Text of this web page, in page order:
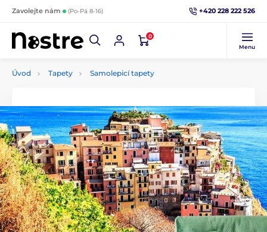
Zavolejte nám (Po-Pá 8-16) +420 228 222 526
0
Menu
Úvod Tapety Samolepicí tapety